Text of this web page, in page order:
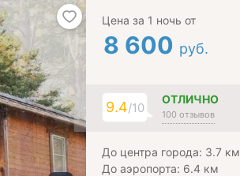
Цена за 1 ночь от
8 600 руб.
9.4/10
ОТЛИЧНО
100 отзывов
До центра города: 3.7 км
До аэропорта: 6.4 км